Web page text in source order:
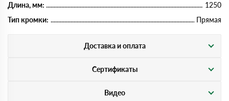
Длина, мм:
1250
Тип кромки:
Прямая
Доставка и оплата
Сертификаты
Видео